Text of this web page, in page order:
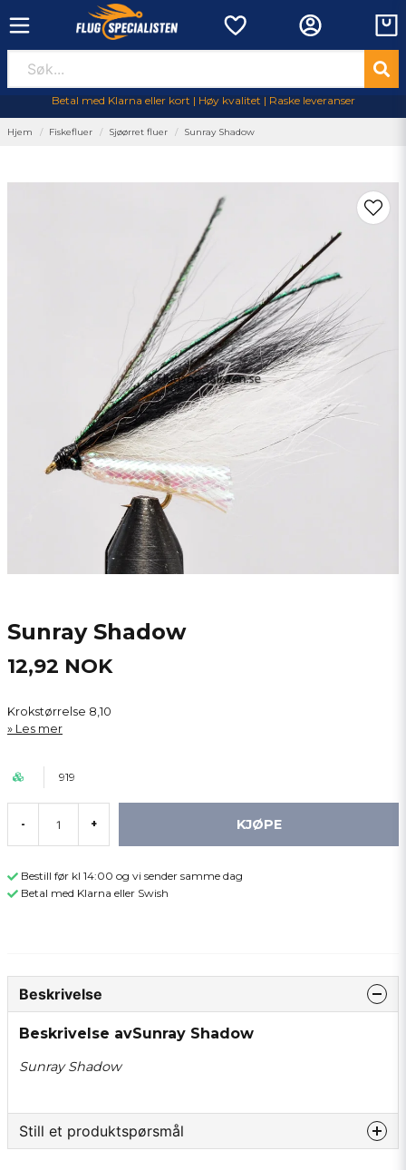
Betal med Klarna eller kort | Høy kvalitet | Raske leveranser
Hjem Fiskefluer Sjøørret fluer Sunray Shadow
Sunray Shadow
12,92 NOK
Krokstørrelse 8,10
Les mer
919
- + KJØPE
Bestill før kl 14:00 og vi sender samme dag
Betal med Klarna eller Swish
Beskrivelse
Beskrivelse avSunray Shadow
Sunray Shadow
Still et produktspørsmål